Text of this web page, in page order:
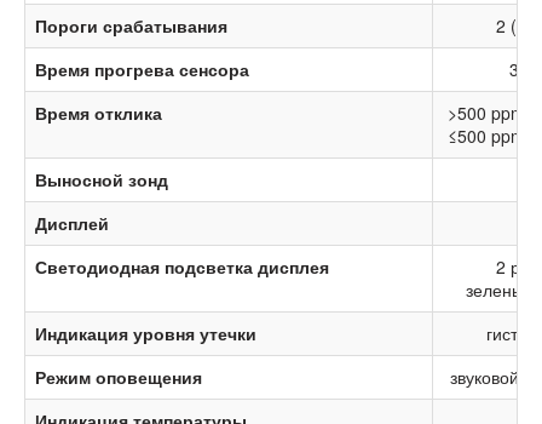
Пороги срабатывания
2
Время прогрева сенсора
30
Время отклика
>500 ppm
≤500 ppm
Выносной зонд
Дисплей
Светодиодная подсветка дисплея
2
Индикация уровня утечки
Режим оповещения
звуковой,